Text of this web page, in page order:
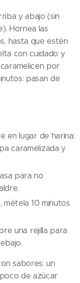
y abajo (sin
Hornea las
hasta que estén
con cuidado y
por
pasan de
en lugar de harina:
caramelizada y
para no
métela 10 minutos
una rejilla para
sabores: un
de azúcar